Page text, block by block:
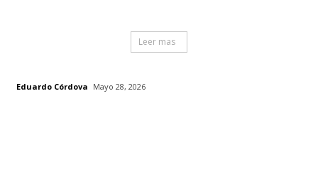
Leer mas
Eduardo Córdova Mayo 28, 2026